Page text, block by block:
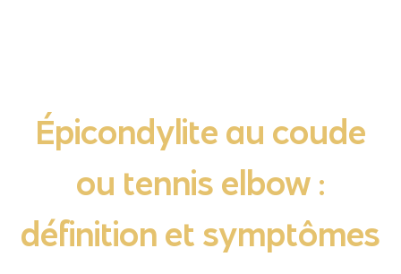
Épicondylite au coude
ou tennis elbow :
définition et symptômes